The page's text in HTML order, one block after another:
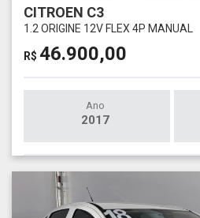
CITROEN C3
1.2 ORIGINE 12V FLEX 4P MANUAL
R$ 46.900,00
Ano
2017